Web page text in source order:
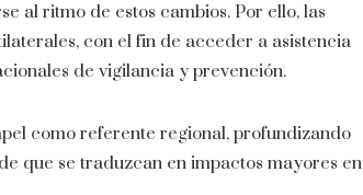
al ritmo de estos cambios. Por ello, las
con el fin de acceder a asistencia
de vigilancia y prevención.
como referente regional, profundizando
que se traduzcan en impactos mayores en